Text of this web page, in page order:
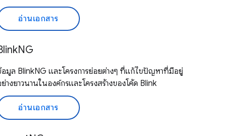
อ่านเอกสาร
มูล BlinkNG และโครงการย่อยต่างๆ ที่แก้ไขปัญหาที่มีอยู่
างยาวนานในองค์กรและโครงสร้างของโค้ด Blink
อ่านเอกสาร